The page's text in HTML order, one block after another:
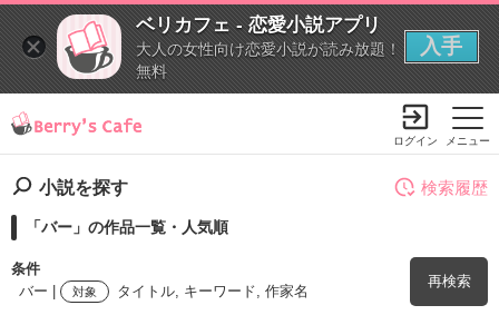
ベリカフェ - 恋愛小説アプリ
大人の女性向け恋愛小説が読み放題！
無料
入手
メニュー
ログイン
小説を探す
「バー」の作品一覧・人気順
条件
バー |
対象 タイトル, キーワード, 作家名
再検索
検索履歴